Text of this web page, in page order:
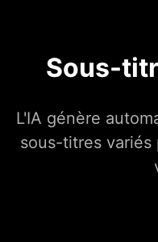
Sous-
L'IA génère
sous-titres